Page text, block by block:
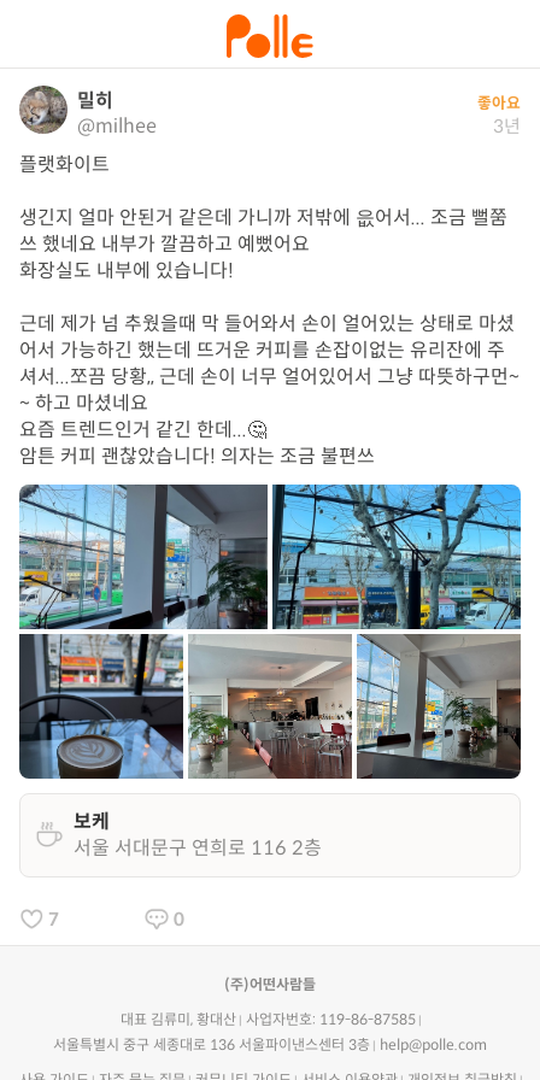
밀히
@milhee
좋아요
3년
플랫화이트
생긴지 얼마 안된거 같은데 가니까 저밖에 읎어서... 조금 뻘쭘
쓰 했네요 내부가 깔끔하고 예뻤어요
화장실도 내부에 있습니다!
근데 제가 넘 추웠을때 막 들어와서 손이 얼어있는 상태로 마셨
어서 가능하긴 했는데 뜨거운 커피를 손잡이없는 유리잔에 주
셔서...쪼끔 당황,, 근데 손이 너무 얼어있어서 그냥 따뜻하구먼~
~ 하고 마셨네요
요즘 트렌드인거 같긴 한데...🤔
암튼 커피 괜찮았습니다! 의자는 조금 불편쓰
보케
서울 서대문구 연희로 116 2층
7 0
(주)어떤사람들
대표 김류미, 황대산
사업자번호: 119-86-87585
서울특별시 중구 세종대로 136 서울파이낸스센터 3층
help@polle.com